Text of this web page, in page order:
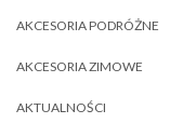
AKCESORIA PODRÓŻNE
AKCESORIA ZIMOWE
AKTUALNOŚCI